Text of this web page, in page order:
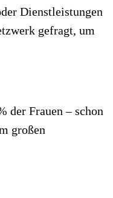
Dienstleistungen
gefragt, um
der Frauen – schon
großen